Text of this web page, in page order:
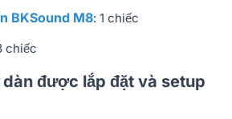
BKSound M8: 1 chiếc
chiếc
được lắp đặt và setup